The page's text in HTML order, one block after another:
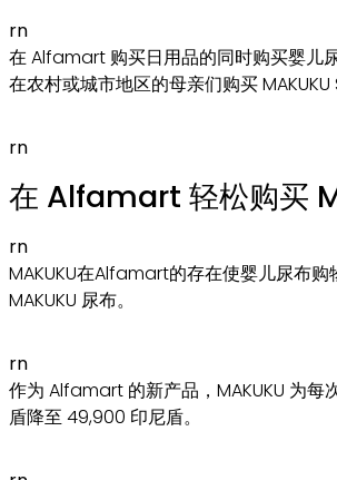
rn
在 Alfamart 购买日用品的同时购买婴儿
在农村或城市地区的母亲们购买
rn
在 Alfamart 轻松购买
rn
MAKUKU在Alfamart的存在使婴儿尿布
MAKUKU 尿布。
rn
作为 Alfamart 的新产品，MAKUKU 为
盾降至 49,900 印尼盾。